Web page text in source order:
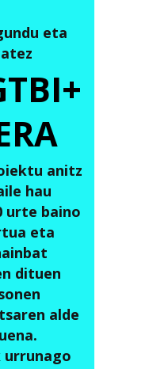
eta
anitz
hau
urte baino
eta
dituen
alde
urrunago